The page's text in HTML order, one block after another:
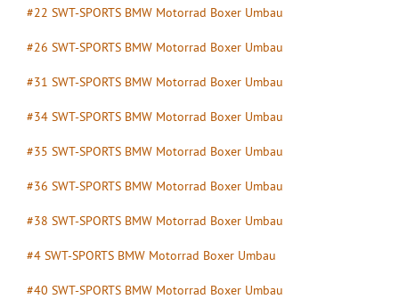
#22 SWT-SPORTS BMW Motorrad Boxer Umbau
#26 SWT-SPORTS BMW Motorrad Boxer Umbau
#31 SWT-SPORTS BMW Motorrad Boxer Umbau
#34 SWT-SPORTS BMW Motorrad Boxer Umbau
#35 SWT-SPORTS BMW Motorrad Boxer Umbau
#36 SWT-SPORTS BMW Motorrad Boxer Umbau
#38 SWT-SPORTS BMW Motorrad Boxer Umbau
#4 SWT-SPORTS BMW Motorrad Boxer Umbau
#40 SWT-SPORTS BMW Motorrad Boxer Umbau